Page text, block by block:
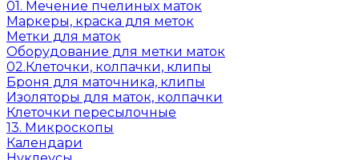
01. Мечение пчелиных маток
Маркеры, краска для меток
Метки для маток
Оборудование для метки маток
02.Клеточки, колпачки, клипы
Броня для маточника, клипы
Изоляторы для маток, колпачки
Клеточки пересылочные
13. Микроскопы
Календари